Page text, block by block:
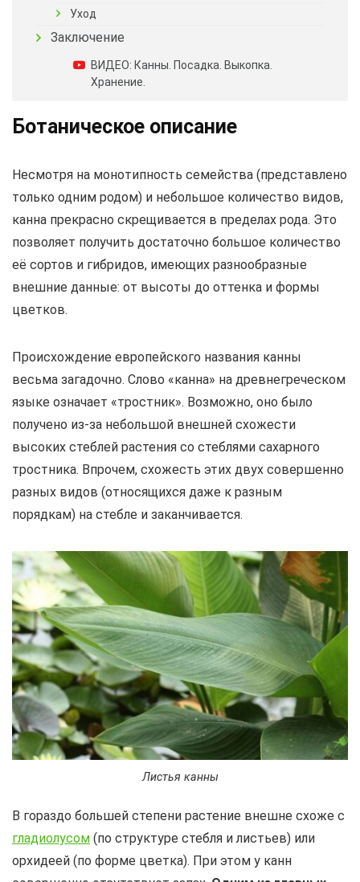
Уход
Заключение
ВИДЕО: Канны. Посадка. Выкопка.
Хранение.
Ботаническое описание
Несмотря на монотипность семейства (представлено
только одним родом) и небольшое количество видов,
канна прекрасно скрещивается в пределах рода. Это
позволяет получить достаточно большое количество
её сортов и гибридов, имеющих разнообразные
внешние данные: от высоты до оттенка и формы
цветков.
Происхождение европейского названия канны
весьма загадочно. Слово «канна» на древнегреческом
языке означает «тростник». Возможно, оно было
получено из-за небольшой внешней схожести
высоких стеблей растения со стеблями сахарного
тростника. Впрочем, схожесть этих двух совершенно
разных видов (относящихся даже к разным
порядкам) на стебле и заканчивается.
Листья канны
В гораздо большей степени растение внешне схоже с
гладиолусом (по структуре стебля и листьев) или
орхидеей (по форме цветка). При этом у канн